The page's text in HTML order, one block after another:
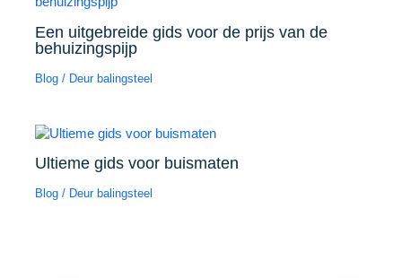
Een uitgebreide gids voor de prijs van de
behuizingspijp
Blog / Deur balingsteel
Ultieme gids voor buismaten
Blog / Deur balingsteel